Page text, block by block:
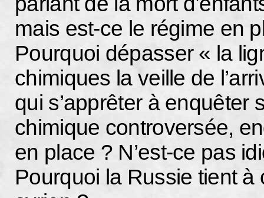
mais est-ce le régime en
Pourquoi dépasser « la
chimiques la veille de
qui s’apprêter à enquêter
chimique controversée,
en place ? N’est-ce pas
Pourquoi la Russie tient